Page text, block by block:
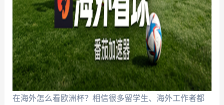
在海外怎么看欧洲杯？相信很多留学生、海外工作者都